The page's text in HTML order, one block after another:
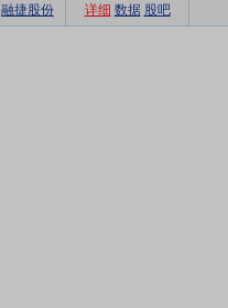
融捷股份 详细 数据 股吧